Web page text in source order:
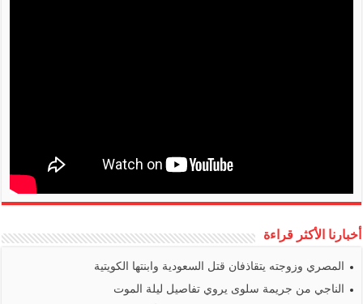
أخبارنا الأكثر قراءة
المصري وزوجته يتقاذفان قتل السعودية وابنتها الكويتية
الناجي من جريمة سلوى يروي تفاصيل ليلة الموت